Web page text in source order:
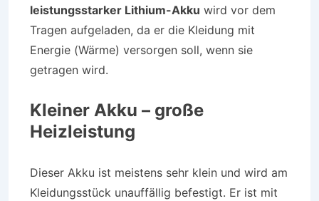
leistungsstarker Lithium-Akku wird vor dem
Tragen aufgeladen, da er die Kleidung mit
Energie (Wärme) versorgen soll, wenn sie
getragen wird.
Kleiner Akku – große
Heizleistung
Dieser Akku ist meistens sehr klein und wird am
Kleidungsstück unauffällig befestigt. Er ist mit